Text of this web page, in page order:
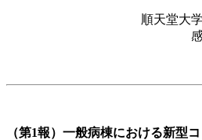
順天堂
（第1報）一般病棟における新型